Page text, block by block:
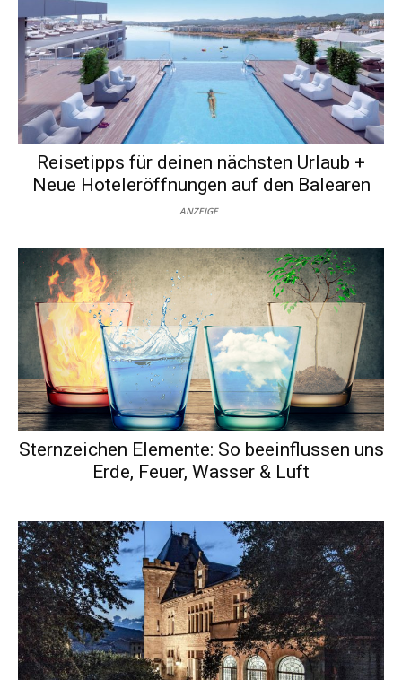
Reisetipps für deinen nächsten Urlaub +
Neue Hoteleröffnungen auf den Balearen
ANZEIGE
Sternzeichen Elemente: So beeinflussen uns
Erde, Feuer, Wasser & Luft